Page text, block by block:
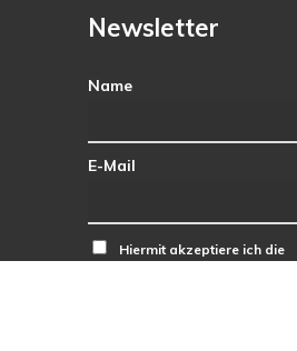
Newsletter
Name
E-Mail
Hiermit akzeptiere ich die